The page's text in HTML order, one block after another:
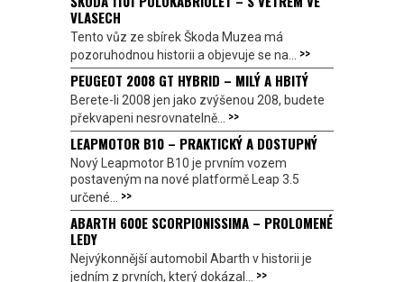
VLASECH
Tento vůz ze sbírek Škoda Muzea má
pozoruhodnou historii a objevuje se na... >>
PEUGEOT 2008 GT HYBRID – MILÝ A HBITÝ
Berete-li 2008 jen jako zvýšenou 208, budete
překvapeni nesrovnatelně... >>
LEAPMOTOR B10 – PRAKTICKÝ A DOSTUPNÝ
Nový Leapmotor B10 je prvním vozem
postaveným na nové platformě Leap 3.5
určené... >>
ABARTH 600E SCORPIONISSIMA – PROLOMENÉ
LEDY
Nejvýkonnější automobil Abarth v historii je
jedním z prvních, který dokázal... >>